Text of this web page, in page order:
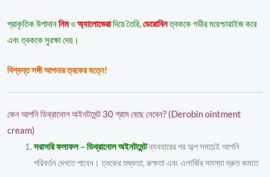
প্রাকৃতিক উপাদাননিমওঅ্যালোভেরাদিয়ে তৈরি,ডেরোবিনত্বককে গভীর ময়েশ্চারাইজ করে
এবং ত্বককে সুরক্ষা দেয়।
বিশ্বস্ত সঙ্গী আপনার ত্বকের যত্নে!
কেন আপনি ডিথ্রানোল অইনটমেন্ট 30 গ্রাম বেছে নেবেন? (Derobin ointment
cream)
সরাসরি ফলাফল–ডিথ্রানোল অইনটমেন্টব্যবহারের পর অল্প সময়েই আপনি
পরিবর্তন দেখতে পাবেন। ত্বকের শুষ্কতা, রুক্ষতা এবং এলার্জির সমস্যা দ্রুত কমতে